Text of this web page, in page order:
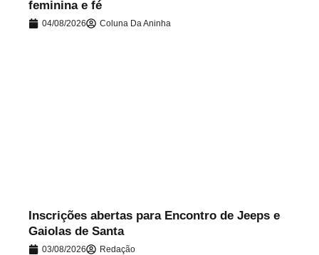
feminina e fé
04/08/2026 Coluna Da Aninha
Inscrições abertas para Encontro de Jeeps e
Gaiolas de Santa
03/08/2026 Redação